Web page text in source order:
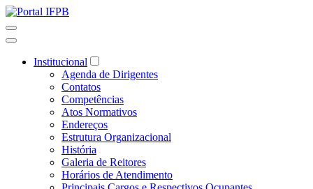
Institucional
Agenda de Dirigentes
Contatos
Competências
Atos Normativos
Endereços
Estrutura Organizacional
História
Galeria de Reitores
Horários de Atendimento